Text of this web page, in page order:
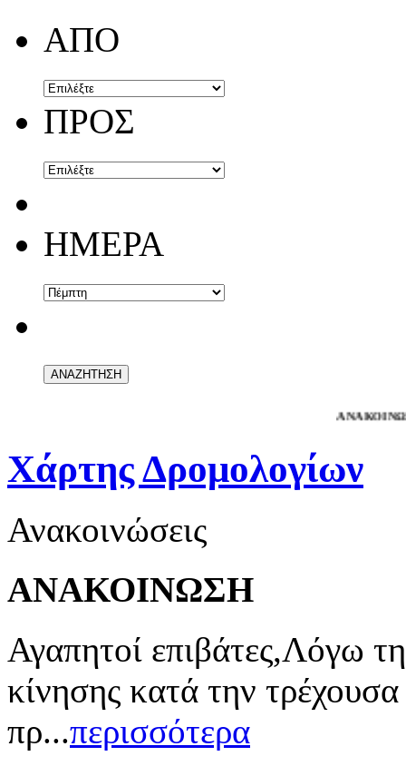
ΑΠΟ
ΠΡΟΣ
ΗΜΕΡΑ
ΑΝΑΚΟΙΝΩΣΗ-
Χάρτης Δρομολογίων
Ανακοινώσεις
ΑΝΑΚΟΙΝΩΣΗ
Αγαπητοί επιβάτες,Λόγω
κίνησης κατά την
πρ...περισσότερα